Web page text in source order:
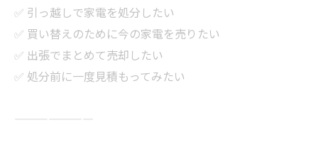
✅ 引っ越しで家電を処分したい
✅ 買い替えのために今の家電を売りたい
✅ 出張でまとめて売却したい
✅ 処分前に一度見積もってみたい
———————